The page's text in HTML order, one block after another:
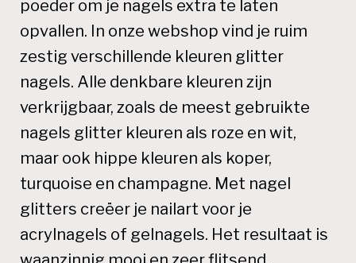
poeder om je nagels extra te laten
opvallen. In onze webshop vind je ruim
zestig verschillende kleuren glitter
nagels. Alle denkbare kleuren zijn
verkrijgbaar, zoals de meest gebruikte
nagels glitter kleuren als roze en wit,
maar ook hippe kleuren als koper,
turquoise en champagne. Met nagel
glitters creëer je nailart voor je
acrylnagels of gelnagels. Het resultaat is